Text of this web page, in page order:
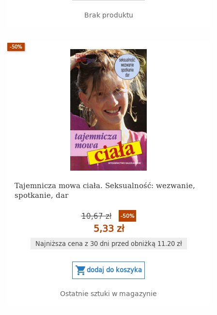
Brak produktu
Tajemnicza mowa ciała. Seksualność: wezwanie,
spotkanie, dar
10,67 zł -50%
5,33 zł
Najniższa cena z 30 dni przed obniżką 11.20 zł
-50%
shopping_cartdodaj do koszyka
Ostatnie sztuki w magazynie